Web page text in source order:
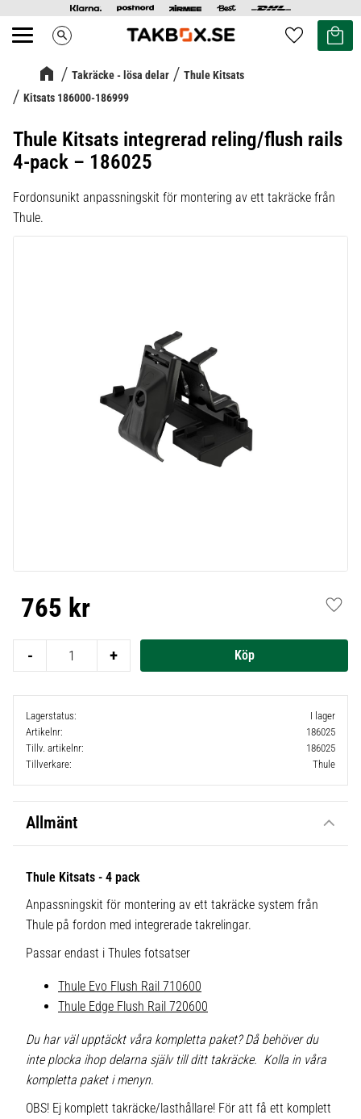
Meny search Favoriter
Kundvagn
Takräcke - lösa delar
Thule Kitsats
Kitsats 186000-186999
Thule Kitsats integrerad reling/flush rails
4-pack – 186025
Fordonsunikt anpassningskit för montering av ett takräcke från
Thule.
765 kr
+
-
Lagerstatus
I lager
Artikelnr
186025
Tillv. artikelnr
186025
Tillverkare
Thule
Allmänt
Thule Kitsats - 4 pack
Anpassningskit för montering av ett takräcke system från
Thule på fordon med integrerade takrelingar.
Passar endast i Thules fotsatser
Thule Evo Flush Rail 710600
Thule Edge Flush Rail 720600
Du har väl upptäckt våra kompletta paket? Då behöver du
inte plocka ihop delarna själv till ditt takräcke. Kolla in våra
kompletta paket i menyn.
OBS! Ej komplett takräcke/lasthållare! För att få ett komplett